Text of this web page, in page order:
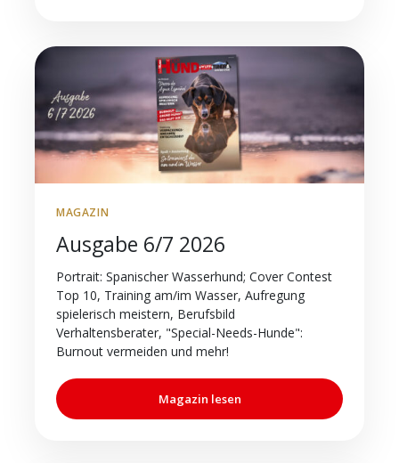
MAGAZIN
Ausgabe 6/7 2026
Portrait: Spanischer Wasserhund; Cover Contest
Top 10, Training am/im Wasser, Aufregung
spielerisch meistern, Berufsbild
Verhaltensberater, "Special-Needs-Hunde":
Burnout vermeiden und mehr!
Magazin lesen